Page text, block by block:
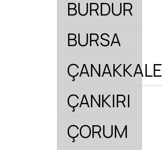
BURDUR
BURSA
ÇANAKKALE
ÇANKIRI
ÇORUM